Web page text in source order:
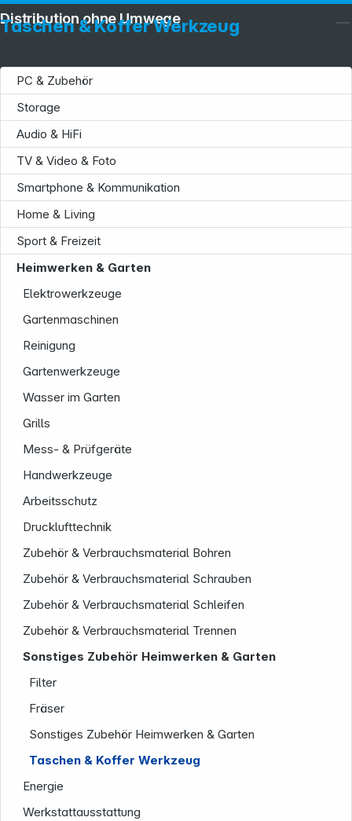
Taschen & Koffer Werkzeug
PC & Zubehör
Storage
Audio & HiFi
TV & Video & Foto
Smartphone & Kommunikation
Home & Living
Sport & Freizeit
Heimwerken & Garten
Elektrowerkzeuge
Gartenmaschinen
Reinigung
Gartenwerkzeuge
Wasser im Garten
Grills
Mess- & Prüfgeräte
Handwerkzeuge
Arbeitsschutz
Drucklufttechnik
Zubehör & Verbrauchsmaterial Bohren
Zubehör & Verbrauchsmaterial Schrauben
Zubehör & Verbrauchsmaterial Schleifen
Zubehör & Verbrauchsmaterial Trennen
Sonstiges Zubehör Heimwerken & Garten
Filter
Fräser
Sonstiges Zubehör Heimwerken & Garten
Taschen & Koffer Werkzeug
Energie
Werkstattausstattung
Distribution ohne Umwege
Service